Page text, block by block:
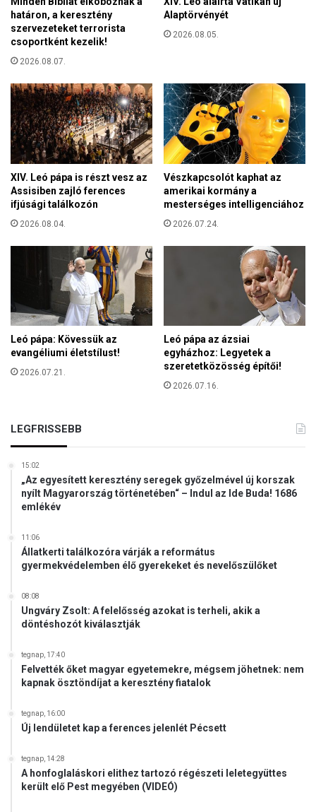
,
d
e
g
y
ü
n
k
é
s
e
n
n
ú
j
á
a
"
l
e
f
i
z
e
t
l
v
á
d
o
m
e
g
a
r
határon, a keresztény
szervezeteket terrorista
csoportként kezelik!
2026.08.07.
Alaptörvényét
2026.08.05.
XIV. Leó pápa is részt vesz az
Assisiben zajló ferences
ifjúsági találkozón
2026.08.04.
Vészkapcsolót kaphat az
amerikai kormány a
mesterséges intelligenciához
2026.07.24.
Leó pápa: Kövessük az
evangéliumi életstílust!
2026.07.21.
Leó pápa az ázsiai
egyházhoz: Legyetek a
szeretetközösség építői!
2026.07.16.
LEGFRISSEBB
15:02
„Az egyesített keresztény seregek győzelmével új korszak
nyílt Magyarország történetében“ – Indul az Ide Buda! 1686
emlékév
11:06
Állatkerti találkozóra várják a református
gyermekvédelemben élő gyerekeket és nevelőszülőket
08:08
Ungváry Zsolt: A felelősség azokat is terheli, akik a
döntéshozót kiválasztják
tegnap, 17:40
Felvették őket magyar egyetemekre, mégsem jöhetnek: nem
kapnak ösztöndíjat a keresztény fiatalok
tegnap, 16:00
Új lendületet kap a ferences jelenlét Pécsett
tegnap, 14:28
A honfoglaláskori elithez tartozó régészeti leletegyüttes
került elő Pest megyében (VIDEÓ)